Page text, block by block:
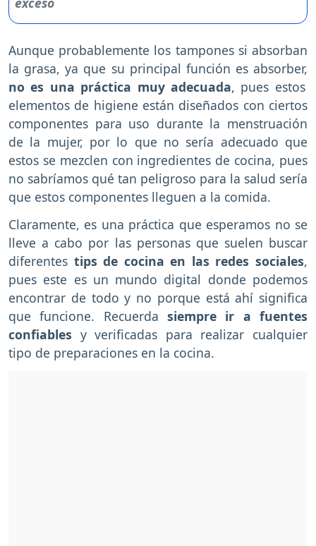
Aunque probablemente los tampones si absorban
la grasa, ya que su principal función es absorber,
no es una práctica muy adecuada, pues estos
elementos de higiene están diseñados con ciertos
componentes para uso durante la menstruación
de la mujer, por lo que no sería adecuado que
estos se mezclen con ingredientes de cocina, pues
no sabríamos qué tan peligroso para la salud sería
que estos componentes lleguen a la comida.
Claramente, es una práctica que esperamos no se
lleve a cabo por las personas que suelen buscar
diferentes tips de cocina en las redes sociales,
pues este es un mundo digital donde podemos
encontrar de todo y no porque está ahí significa
que funcione. Recuerda siempre ir a fuentes
confiables y verificadas para realizar cualquier
tipo de preparaciones en la cocina.